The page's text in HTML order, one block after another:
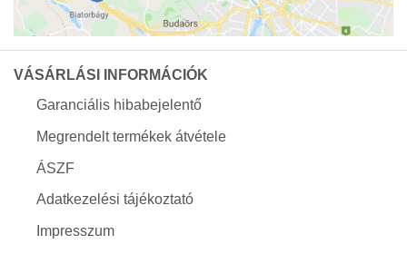
VÁSÁRLÁSI INFORMÁCIÓK
Garanciális hibabejelentő
Megrendelt termékek átvétele
ÁSZF
Adatkezelési tájékoztató
Impresszum